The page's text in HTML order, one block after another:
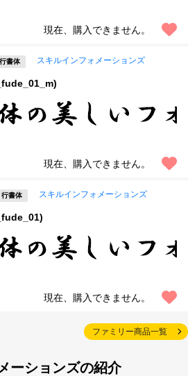
現在、購入できません。
行書体 スキルインフォメーションズ
現在、購入できません。
行書体 スキルインフォメーションズ
現在、購入できません。
ファミリー商品一覧
ーションズの紹介